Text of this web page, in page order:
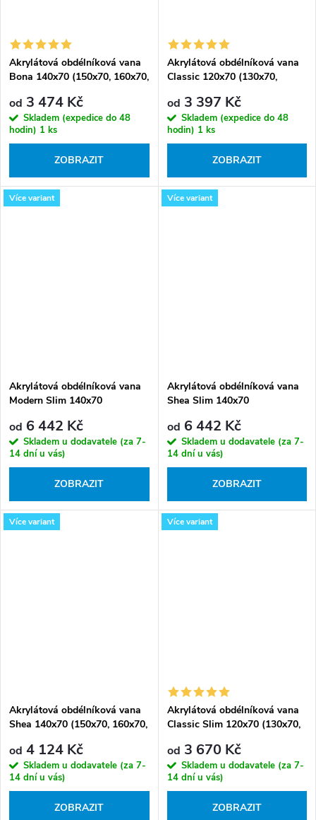
Akrylátová obdélníková vana
Bona 140x70 (150x70, 160x70,
od 3 474 Kč
Skladem (expedice do 48
hodin) 1 ks
ZOBRAZIT
Akrylátová obdélníková vana
Classic 120x70 (130x70,
160x70, 170x70, 170x75,
180x80)
od 3 397 Kč
Skladem (expedice do 48
hodin) 1 ks
ZOBRAZIT
Více variant
Akrylátová obdélníková vana
Modern Slim 140x70
od 6 442 Kč
Skladem u dodavatele (za 7-
14 dní u vás)
ZOBRAZIT
Více variant
Akrylátová obdélníková vana
Shea Slim 140x70
od 6 442 Kč
Skladem u dodavatele (za 7-
14 dní u vás)
ZOBRAZIT
Více variant
Akrylátová obdélníková vana
Shea 140x70 (150x70, 160x70,
od 4 124 Kč
Skladem u dodavatele (za 7-
14 dní u vás)
ZOBRAZIT
Více variant
Akrylátová obdélníková vana
Classic Slim 120x70 (130x70,
160x70, 170x70, 170x75,
180x80)
od 3 670 Kč
Skladem u dodavatele (za 7-
14 dní u vás)
ZOBRAZIT